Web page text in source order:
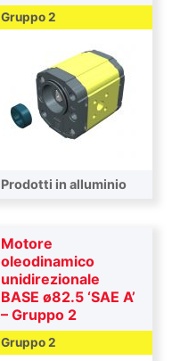
Gruppo 2
Prodotti in alluminio
Motore
oleodinamico
unidirezionale
BASE ø82.5 ‘SAE A’
– Gruppo 2
Gruppo 2